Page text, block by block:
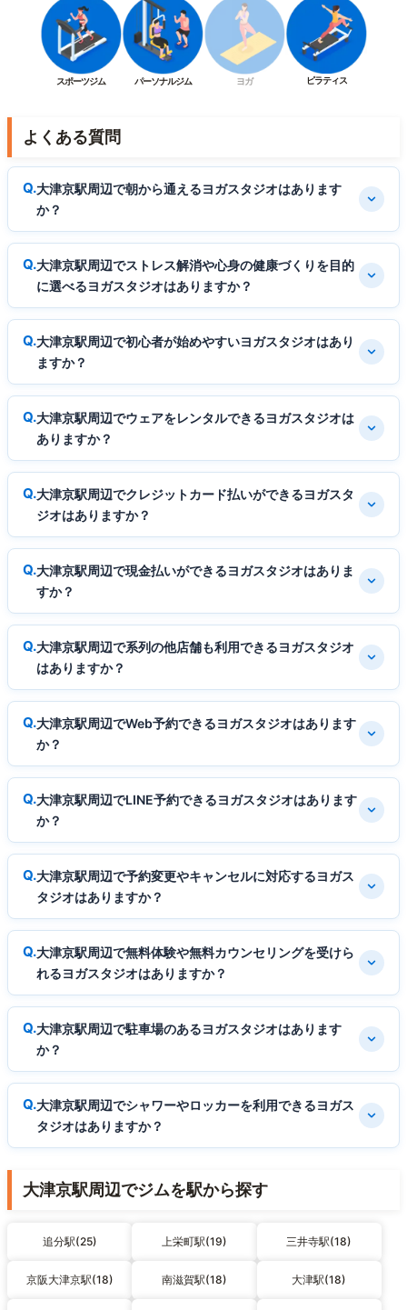
スポーツジム パーソナルジム ヨガ ピラティス
よくある質問
大津京駅周辺で朝から通えるヨガスタジオはあります
か？
大津京駅周辺でストレス解消や心身の健康づくりを目的
に選べるヨガスタジオはありますか？
大津京駅周辺で初心者が始めやすいヨガスタジオはあり
ますか？
大津京駅周辺でウェアをレンタルできるヨガスタジオは
ありますか？
大津京駅周辺でクレジットカード払いができるヨガスタ
ジオはありますか？
大津京駅周辺で現金払いができるヨガスタジオはありま
すか？
大津京駅周辺で系列の他店舗も利用できるヨガスタジオ
はありますか？
大津京駅周辺でWeb予約できるヨガスタジオはあります
か？
大津京駅周辺でLINE予約できるヨガスタジオはあります
か？
大津京駅周辺で予約変更やキャンセルに対応するヨガス
タジオはありますか？
大津京駅周辺で無料体験や無料カウンセリングを受けら
れるヨガスタジオはありますか？
大津京駅周辺で駐車場のあるヨガスタジオはあります
か？
大津京駅周辺でシャワーやロッカーを利用できるヨガス
タジオはありますか？
大津京駅周辺でジムを駅から探す
追分駅(25) 上栄町駅(19) 三井寺駅(18)
京阪大津京駅(18) 南滋賀駅(18) 大津駅(18)